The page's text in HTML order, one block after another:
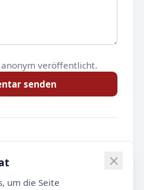
veröffentlicht.
senden
um die Seite